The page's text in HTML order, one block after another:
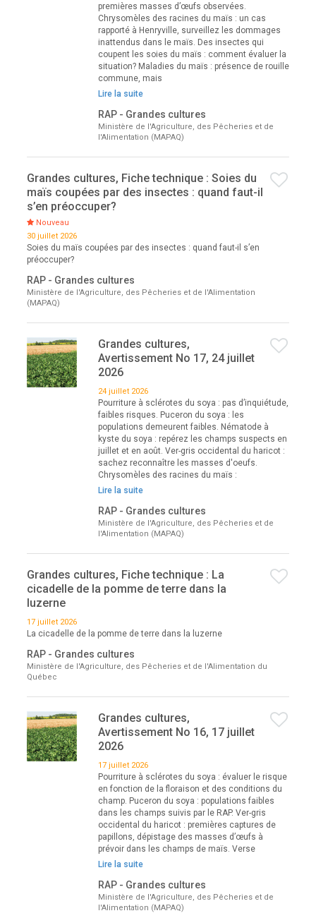
premières masses d’œufs observées.
Chrysomèles des racines du maïs : un cas
rapporté à Henryville, surveillez les dommages
inattendus dans le maïs. Des insectes qui
coupent les soies du maïs : comment évaluer la
situation? Maladies du maïs : présence de rouille
commune, mais
Lire la suite
RAP - Grandes cultures
Ministère de l'Agriculture, des Pêcheries et de
l'Alimentation (MAPAQ)
Grandes cultures, Fiche technique : Soies du
maïs coupées par des insectes : quand faut-il
s’en préoccuper?
Nouveau
30 juillet 2026
Soies du maïs coupées par des insectes : quand faut-il s’en
préoccuper?
RAP - Grandes cultures
Ministère de l'Agriculture, des Pêcheries et de l'Alimentation
(MAPAQ)
Grandes cultures,
Avertissement No 17, 24 juillet
2026
24 juillet 2026
Pourriture à sclérotes du soya : pas d’inquiétude,
faibles risques. Puceron du soya : les
populations demeurent faibles. Nématode à
kyste du soya : repérez les champs suspects en
juillet et en août. Ver-gris occidental du haricot :
sachez reconnaître les masses d'oeufs.
Chrysomèles des racines du maïs :
Lire la suite
RAP - Grandes cultures
Ministère de l'Agriculture, des Pêcheries et de
l'Alimentation (MAPAQ)
Grandes cultures, Fiche technique : La
cicadelle de la pomme de terre dans la
luzerne
17 juillet 2026
La cicadelle de la pomme de terre dans la luzerne
RAP - Grandes cultures
Ministère de l'Agriculture, des Pêcheries et de l'Alimentation du
Québec
Grandes cultures,
Avertissement No 16, 17 juillet
2026
17 juillet 2026
Pourriture à sclérotes du soya : évaluer le risque
en fonction de la floraison et des conditions du
champ. Puceron du soya : populations faibles
dans les champs suivis par le RAP. Ver-gris
occidental du haricot : premières captures de
papillons, dépistage des masses d’œufs à
prévoir dans les champs de maïs. Verse
Lire la suite
RAP - Grandes cultures
Ministère de l'Agriculture, des Pêcheries et de
l'Alimentation (MAPAQ)